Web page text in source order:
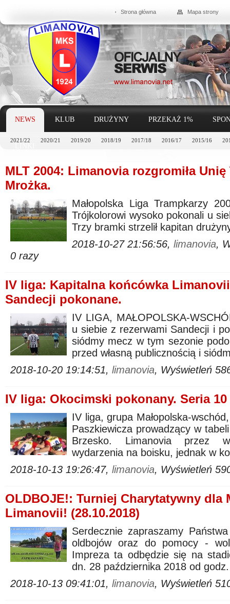
Strona główna Mapa strony
NEWS
2021/22 2020/21 2019/20 2018/19 2017/18 2016/17 2015/16
KLUB DRUŻYNY PRZEKAŻ 1%
MLT 2004: Limanovia rozgromiła
Mrożka.
Małopolska Liga Trampkarzy
Trójkolorowi wysoko pokonali u
Trzy bramki strzelił kapitan
2018-10-27 21:56:56, limanovia,
0 razy
IV liga: Kapitalna końcówka
Sandecji pokonane.
IV LIGA, MAŁOPOLSKA-
u siebie z rezerwami Sandecji i
siódmy mecz w tym sezonie
przed własną publicznością i
2018-10-20 19:14:51, limanovia, Wyświetleń
IV liga: Okocimski pokonany. Seria
IV liga, grupa Małopolska-
Paszkiewicza prowadzący w
Brzesko. Limanovia przez
wydarzenia na boisku, jednak w
2018-10-13 19:26:47, limanovia, Wyświetleń
OLDBOJE!: Turniej Charytatywny dla
Limanovii! (28.10.2018)
Serdecznie zapraszamy
oldbojów oraz do pomocy -
Impreza ta odbędzie się na
dn. 28 października 2018 od
2018-10-13 09:41:01, limanovia, Wyświetleń